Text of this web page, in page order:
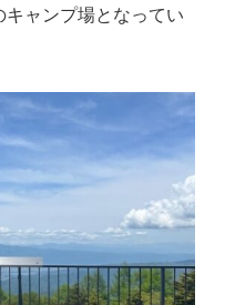
ャンプ場となってい